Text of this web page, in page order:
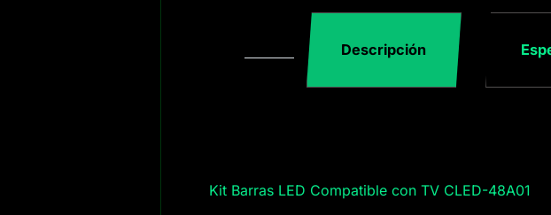
Descripción
Kit Barras LED Compatible con TV CLED-48A01